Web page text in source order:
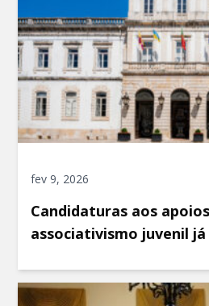
fev 9, 2026
Candidaturas aos
associativismo juvenil